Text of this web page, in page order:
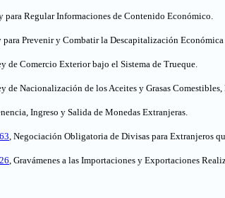
para Regular Informaciones de Contenido Económico.
para Prevenir y Combatir la Descapitalización
de Comercio Exterior bajo el Sistema de Trueque.
de Nacionalización de los Aceites y Grasas Comestibles,
Ingreso y Salida de Monedas Extranjeras.
, Negociación Obligatoria de Divisas para Extranjeros
, Gravámenes a las Importaciones y Exportaciones